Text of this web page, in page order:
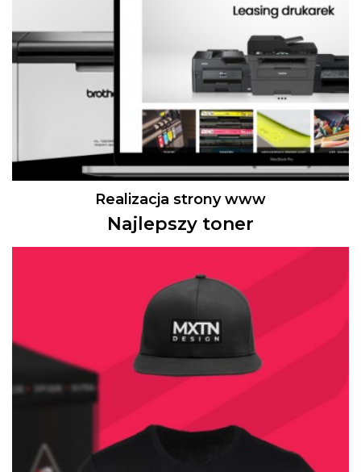
Realizacja strony www
Najlepszy toner